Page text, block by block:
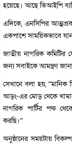
হয়েছে। আছে ভিআইপি
এদিকে, এনসিপির
একপাশে সাময়িকভাবে
জাতীয় নাগরিক কমিটির
জন্য সবাইকে আমন্ত্রণ
সেখানে বলা হয়, “মানিক
আড়ং-এর মোড় থেকে
নাগরিক পার্টির পক্ষ
করছি।”
অনুষ্ঠানের সময়টায়